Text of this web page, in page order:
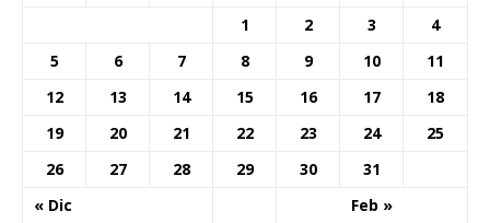
« Dic Feb »
1 2 3
4
5
6 7 8 9 10
11
12
13 14 15 16 17
18
19
20 21 22 23 24
25
26
27 28 29 30 31